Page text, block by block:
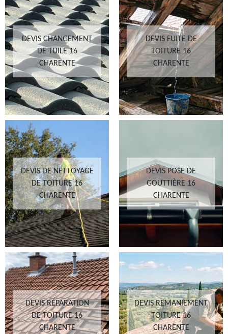
DEVIS CHANGEMENT
DE TUILE 16
CHARENTE
DEVIS FUITE DE
TOITURE 16
CHARENTE
DEVIS DE NETTOYAGE
DE TOITURE 16
CHARENTE
DEVIS POSE DE
GOUTTIÈRE 16
CHARENTE
DEVIS RÉPARATION
DE TOITURE 16
CHARENTE
DEVIS REMANIEMENT
TOITURE 16
CHARENTE